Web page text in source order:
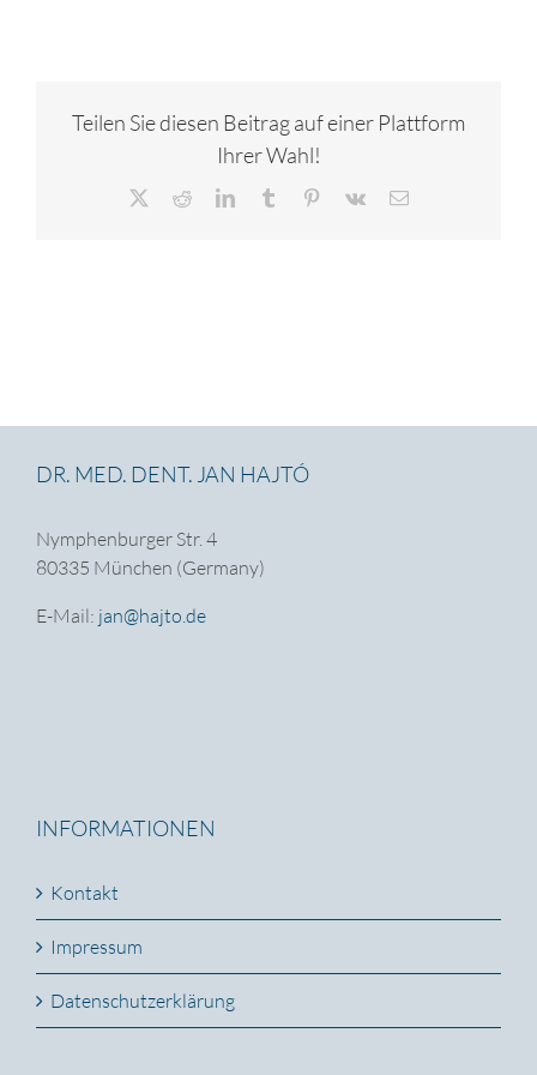
Teilen Sie diesen Beitrag auf einer Plattform
Ihrer Wahl!
RedditLinkedInTumblr Pinterest
Vk
E-
DR. MED. DENT. JAN HAJTÓ
Nymphenburger Str. 4
80335 München (Germany)
E-Mail: jan@hajto.de
INFORMATIONEN
Kontakt
Impressum
Datenschutzerklärung